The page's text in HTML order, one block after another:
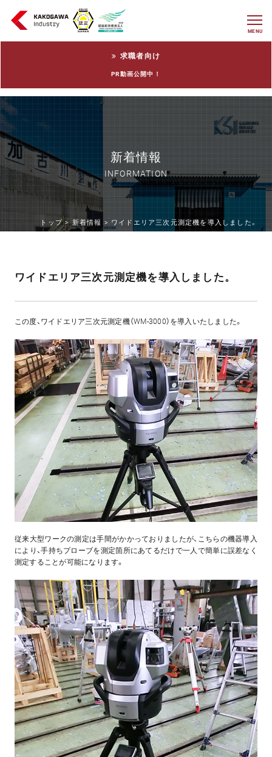
MENU
求職者向け
PR動画公開中！
新着情報
INFORMATION
トップ > 新着情報 > ワイドエリア三次元測定機を導入しました。
ワイドエリア三次元測定機を導入しました。
この度、ワイドエリア三次元測定機（WM-3000）を導入いたしました。
従来大型ワークの測定は手間がかかっておりましたが、こちらの機器導入
により、手持ちプローブを測定箇所にあてるだけで一人で簡単に誤差なく
測定することが可能になります。